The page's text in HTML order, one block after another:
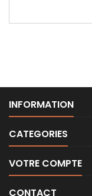
INFORMATION
CATEGORIES
VOTRE COMPTE
CONTACT